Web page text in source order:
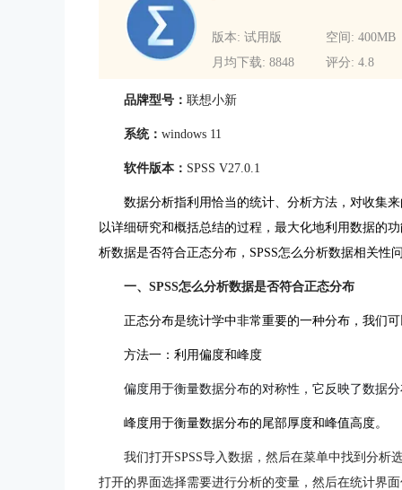
版本: 试用版
空间: 400MB
月均下载: 8848
评分: 4.8
品牌型号： 联想小新
系统： windows 11
软件版本： SPSS V27.0.1
数据分析指利用恰当的统计、分析方法，对收集
以详细研究和概括总结的过程，最大化地利用数据的
析数据是否符合正态分布，SPSS怎么分析数据相关性
一、SPSS怎么分析数据是否符合正态分布
正态分布是统计学中非常重要的一种分布，我们
方法一：利用偏度和峰度
偏度用于衡量数据分布的对称性，它反映了数据
峰度用于衡量数据分布的尾部厚度和峰值高度。
我们打开SPSS导入数据，然后在菜单中找到分
打开的界面选择需要进行分析的变量，然后在统计界